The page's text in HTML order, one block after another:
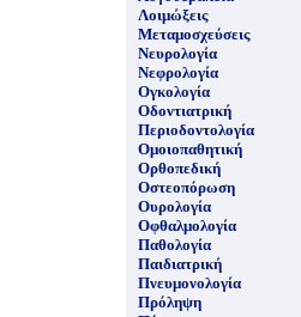
Λοιμώξεις
Μεταμοσχεύσεις
Νευρολογία
Νεφρολογία
Ογκολογία
Οδοντιατρική
Περιοδοντολογία
Ομοιοπαθητική
Ορθοπεδική
Οστεοπόρωση
Ουρολογία
Οφθαλμολογία
Παθολογία
Παιδιατρική
Πνευμονολογία
Πρόληψη